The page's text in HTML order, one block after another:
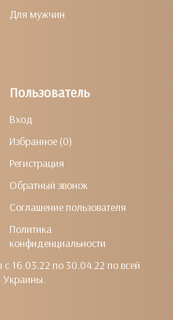
Для мужчин
Пользователь
Вход
Избранное (0)
Регистрация
Обратный звонок
Соглашение пользователя
Политика
конфиденциальности
с 16.03.22 по 30.04.22 по всей
Украины.